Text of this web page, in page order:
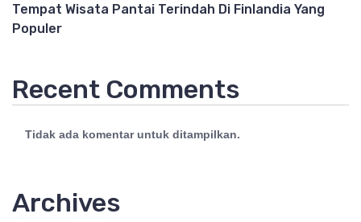
Tempat Wisata Pantai Terindah Di Finlandia Yang
Populer
Recent Comments
Tidak ada komentar untuk ditampilkan.
Archives